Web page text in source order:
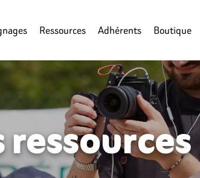
Ressources Adhérents Boutique
ressources